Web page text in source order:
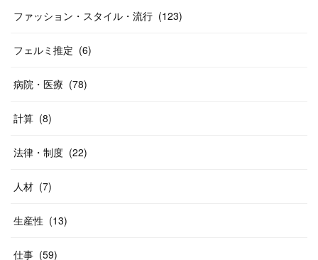
ファッション・スタイル・流行 (123)
フェルミ推定 (6)
病院・医療 (78)
計算 (8)
法律・制度 (22)
人材 (7)
生産性 (13)
仕事 (59)